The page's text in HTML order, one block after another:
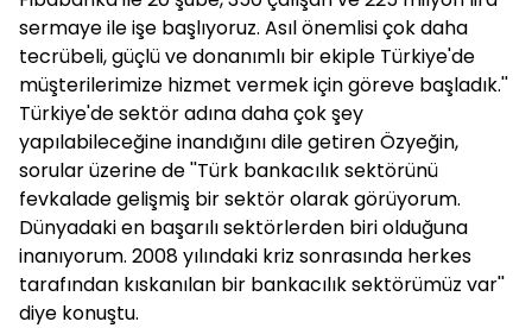
sermaye ile işe başlıyoruz. Asıl önemlisi çok daha
tecrübeli, güçlü ve donanımlı bir ekiple Türkiye'de
müşterilerimize hizmet vermek için göreve başladık.''
Türkiye'de sektör adına daha çok şey
yapılabileceğine inandığını dile getiren Özyeğin,
sorular üzerine de ''Türk bankacılık sektörünü
fevkalade gelişmiş bir sektör olarak görüyorum.
Dünyadaki en başarılı sektörlerden biri olduğuna
inanıyorum. 2008 yılındaki kriz sonrasında herkes
tarafından kıskanılan bir bankacılık sektörümüz var''
diye konuştu.